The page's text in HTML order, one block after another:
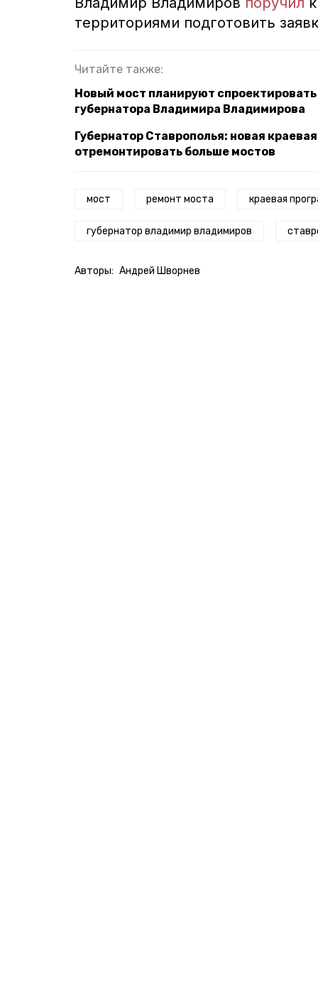
территориями подготовить
Читайте также:
Новый мост планируют
губернатора Владимира Владимирова
Губернатор Ставрополья: новая
отремонтировать больше мостов
мост ремонт моста краевая
губернатор владимир владимиров
Авторы: Андрей Шворнев